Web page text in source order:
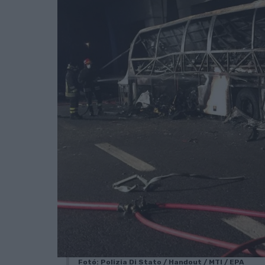
Fotó: Polizia Di Stato / Handout / MTI / EPA